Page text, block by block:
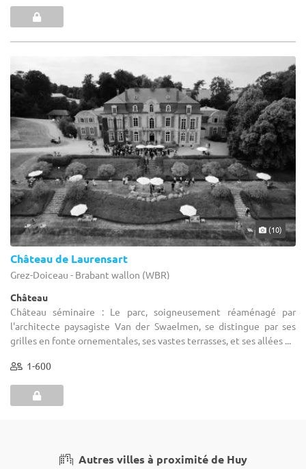
(10)
Château de Laurensart
Grez-Doiceau - Brabant wallon (WBR)
Château
Château séminaire : Le parc, soigneusement réaménagé par
l'architecte paysagiste Van der Swaelmen, se distingue par ses
grilles en fonte ornementales, ses vastes terrasses, et ses allées ...
1-600
Autres villes à proximité de Huy